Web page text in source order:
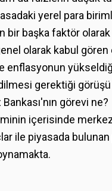
yerel para
bir başka faktör olarak
olarak kabul
enflasyonun
gerektiği
görevi ne?
içerisinde
ile piyasada